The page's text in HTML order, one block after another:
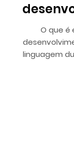
O que é
linguagem